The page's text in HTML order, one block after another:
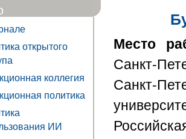
открытого
коллегия
политика
ИИ
Место
Санкт-
Санкт-